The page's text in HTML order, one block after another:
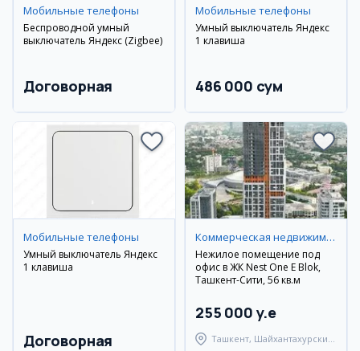
Мобильные телефоны
Беспроводной умный
выключатель Яндекс (Zigbee)
Договорная
Мобильные телефоны
Умный выключатель Яндекс
1 клавиша
486 000 сум
Мобильные телефоны
Умный выключатель Яндекс
1 клавиша
Договорная
Коммерческая недвижимость
Нежилое помещение под
офис в ЖК Nest One E Blok,
Ташкент-Сити, 56 кв.м
255 000 y.e
Ташкент, Шайхантахурский